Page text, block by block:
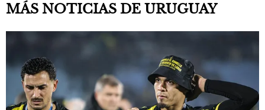
MÁS NOTICIAS DE URUGUAY